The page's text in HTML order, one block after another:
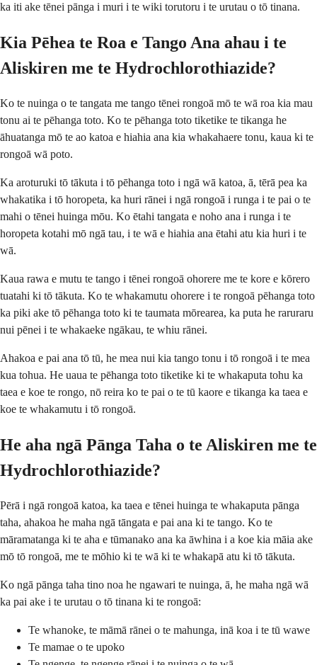
ka iti ake tēnei pānga i muri i te wiki torutoru i te urutau o tō tinana.
Kia Pēhea te Roa e Tango Ana ahau i te
Aliskiren me te Hydrochlorothiazide?
Ko te nuinga o te tangata me tango tēnei rongoā mō te wā roa kia mau
tonu ai te pēhanga toto. Ko te pēhanga toto tiketike te tikanga he
āhuatanga mō te ao katoa e hiahia ana kia whakahaere tonu, kaua ki te
rongoā wā poto.
Ka aroturuki tō tākuta i tō pēhanga toto i ngā wā katoa, ā, tērā pea ka
whakatika i tō horopeta, ka huri rānei i ngā rongoā i runga i te pai o te
mahi o tēnei huinga mōu. Ko ētahi tangata e noho ana i runga i te
horopeta kotahi mō ngā tau, i te wā e hiahia ana ētahi atu kia huri i te
wā.
Kaua rawa e mutu te tango i tēnei rongoā ohorere me te kore e kōrero
tuatahi ki tō tākuta. Ko te whakamutu ohorere i te rongoā pēhanga toto
ka piki ake tō pēhanga toto ki te taumata mōrearea, ka puta he raruraru
nui pēnei i te whakaeke ngākau, te whiu rānei.
Ahakoa e pai ana tō tū, he mea nui kia tango tonu i tō rongoā i te mea
kua tohua. He uaua te pēhanga toto tiketike ki te whakaputa tohu ka
taea e koe te rongo, nō reira ko te pai o te tū kaore e tikanga ka taea e
koe te whakamutu i tō rongoā.
He aha ngā Pānga Taha o te Aliskiren me te
Hydrochlorothiazide?
Pērā i ngā rongoā katoa, ka taea e tēnei huinga te whakaputa pānga
taha, ahakoa he maha ngā tāngata e pai ana ki te tango. Ko te
māramatanga ki te aha e tūmanako ana ka āwhina i a koe kia māia ake
mō tō rongoā, me te mōhio ki te wā ki te whakapā atu ki tō tākuta.
Ko ngā pānga taha tino noa he ngawari te nuinga, ā, he maha ngā wā
ka pai ake i te urutau o tō tinana ki te rongoā:
Te whanoke, te māmā rānei o te mahunga, inā koa i te tū wawe
Te mamae o te upoko